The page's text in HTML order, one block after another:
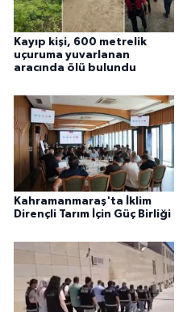
Kayıp kişi, 600 metrelik
uçuruma yuvarlanan
aracında ölü bulundu
Kahramanmaraş'ta İklim
Dirençli Tarım İçin Güç Birliği